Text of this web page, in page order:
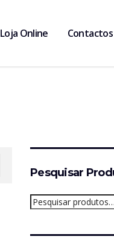
Loja Online Contactos
Pesquisar
Pesquisar
por: